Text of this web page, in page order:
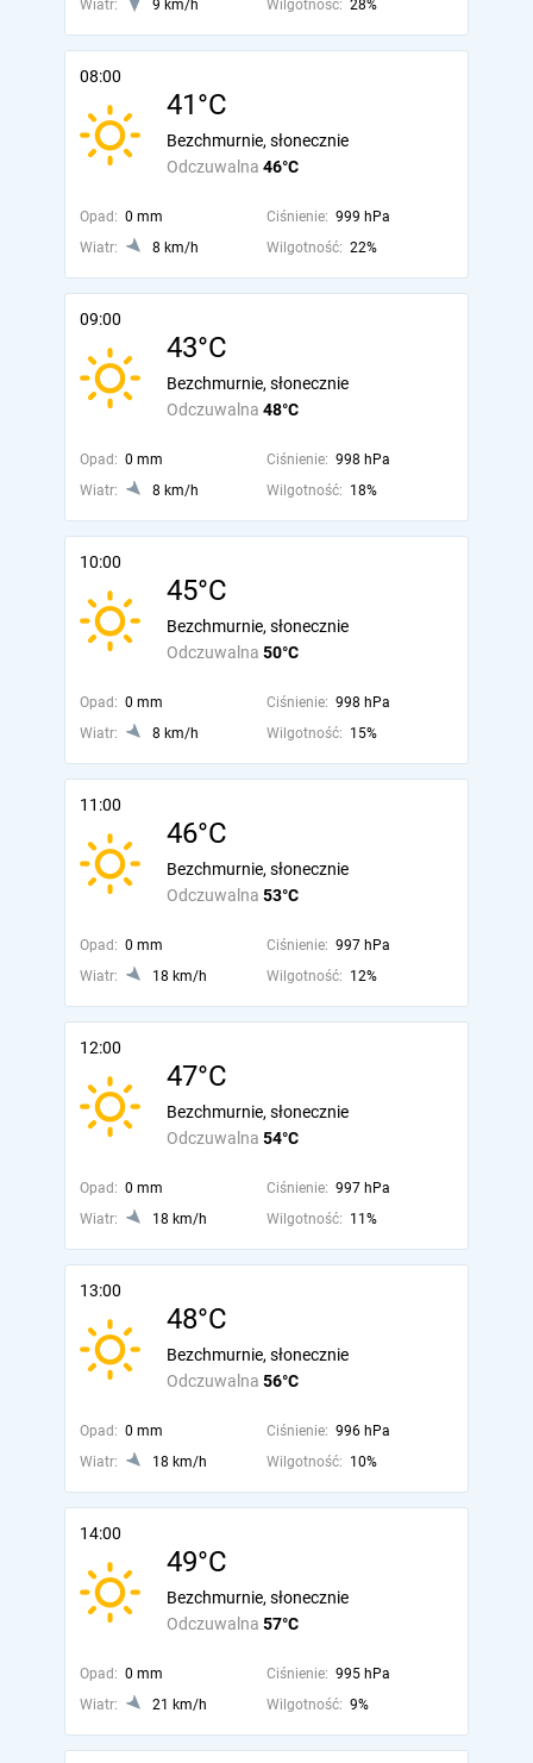
Wiatr: 9 km/h Wilgotność: 28%
08:00
41°C
Odczuwalna 46°C
Bezchmurnie, słonecznie
Opad: 0 mm Ciśnienie: 999 hPa
Wiatr:
8 km/h Wilgotność: 22%
09:00
43°C
Odczuwalna 48°C
Bezchmurnie, słonecznie
Opad: 0 mm Ciśnienie: 998 hPa
Wiatr:
8 km/h Wilgotność: 18%
10:00
45°C
Odczuwalna 50°C
Bezchmurnie, słonecznie
Opad: 0 mm Ciśnienie: 998 hPa
Wiatr:
8 km/h Wilgotność: 15%
11:00
46°C
Odczuwalna 53°C
Bezchmurnie, słonecznie
Opad: 0 mm Ciśnienie: 997 hPa
Wiatr:
18 km/h Wilgotność: 12%
12:00
47°C
Odczuwalna 54°C
Bezchmurnie, słonecznie
Opad: 0 mm Ciśnienie: 997 hPa
Wiatr:
18 km/h Wilgotność: 11%
13:00
48°C
Odczuwalna 56°C
Bezchmurnie, słonecznie
Opad: 0 mm Ciśnienie: 996 hPa
Wiatr:
18 km/h Wilgotność: 10%
14:00
49°C
Odczuwalna 57°C
Bezchmurnie, słonecznie
Opad: 0 mm Ciśnienie: 995 hPa
Wiatr:
21 km/h Wilgotność: 9%